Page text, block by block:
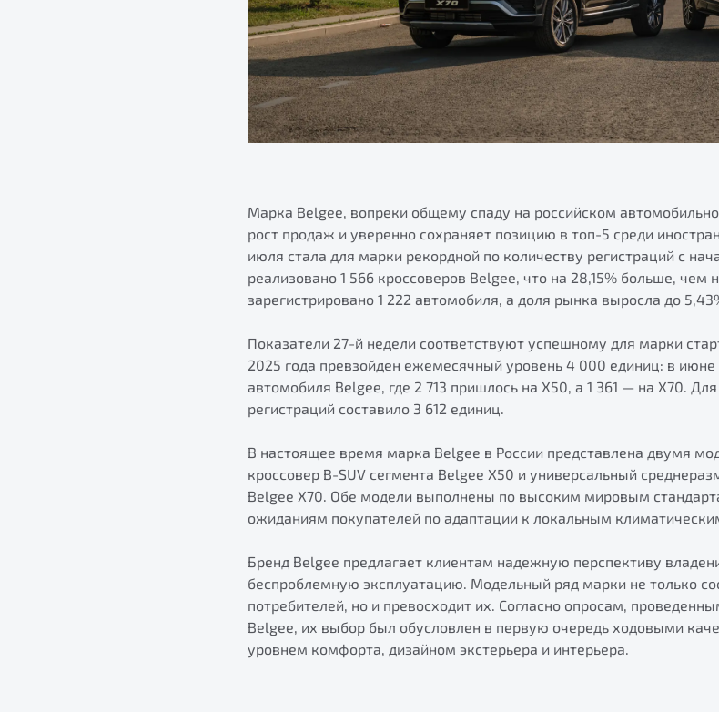
Марка Belgee, вопреки общему спаду на российском
рост продаж и уверенно сохраняет позицию в топ-5 среди
июля стала для марки рекордной по количеству регистраций с
реализовано 1 566 кроссоверов Belgee, что на 28,15% больше,
зарегистрировано 1 222 автомобиля, а доля рынка выросла до
Показатели 27-й недели соответствуют успешному для марки
2025 года превзойден ежемесячный уровень 4 000 единиц: в июне
автомобиля Belgee, где 2 713 пришлось на X50, а 1 361 — на X70.
регистраций составило 3 612 единиц.
В настоящее время марка Belgee в России представлена двумя
кроссовер B-SUV сегмента Belgee X50 и универсальный
Belgee X70. Обе модели выполнены по высоким мировым
ожиданиям покупателей по адаптации к локальным
Бренд Belgee предлагает клиентам надежную перспективу
беспроблемную эксплуатацию. Модельный ряд марки не только
потребителей, но и превосходит их. Согласно опросам,
Belgee, их выбор был обусловлен в первую очередь ходовыми
уровнем комфорта, дизайном экстерьера и интерьера.